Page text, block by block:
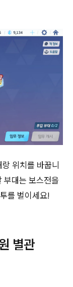
위치를 바꿉니
부대는 보스전을
를 벌이세요!
별관